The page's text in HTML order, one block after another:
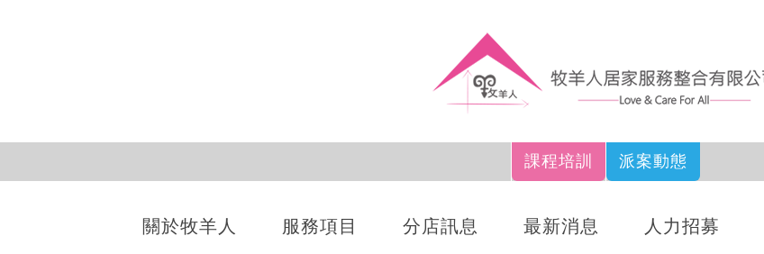
課程培訓 派案動態
關於牧羊人 服務項目 分店訊息 最新消息 人力招募